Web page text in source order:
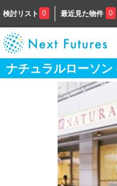
検討リスト 0 最近見た物件 0
ナチュラルローソ